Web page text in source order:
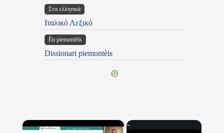
Στα ελληνικά
Ιταλικό Λεξικό
Ën piemontèis
Dissionari piemontèis
×